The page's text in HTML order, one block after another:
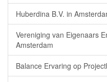
Huberdina B.V. in
Vereniging van Eigenaars
Amsterdam
Balance Ervaring op